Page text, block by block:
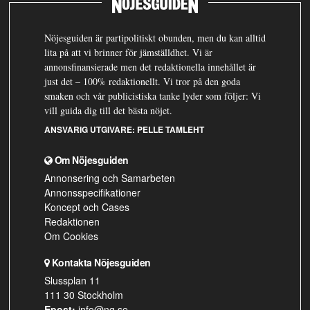
Nöjesguiden är partipolitiskt obunden, men du kan alltid
lita på att vi brinner för jämställdhet. Vi är
annonsfinansierade men det redaktionella innehållet är
just det – 100% redaktionellt. Vi tror på den goda
smaken och vår publicistiska tanke lyder som följer: Vi
vill guida dig till det bästa nöjet.
ANSVARIG UTGIVARE: PELLE TAMLEHT
Om Nöjesguiden
Annonsering och Samarbeten
Annonsspecifikationer
Koncept och Cases
Redaktionen
Om Cookies
Kontakta Nöjesguiden
Slussplan 11
111 30 Stockholm